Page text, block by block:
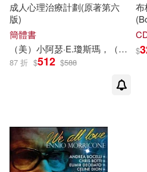
可菲律賓店取(8)
成人心理治療計劃(原著第六
版)
簡體書
（美）小阿瑟·E.瓊斯瑪，（美）L.馬克·彼得森，（美）蒂莫西·J.
87 折 $512 $588
布
$